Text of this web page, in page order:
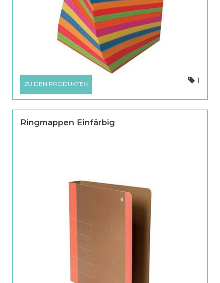
ZU DEN PRODUKTEN 1
Ringmappen Einfärbig